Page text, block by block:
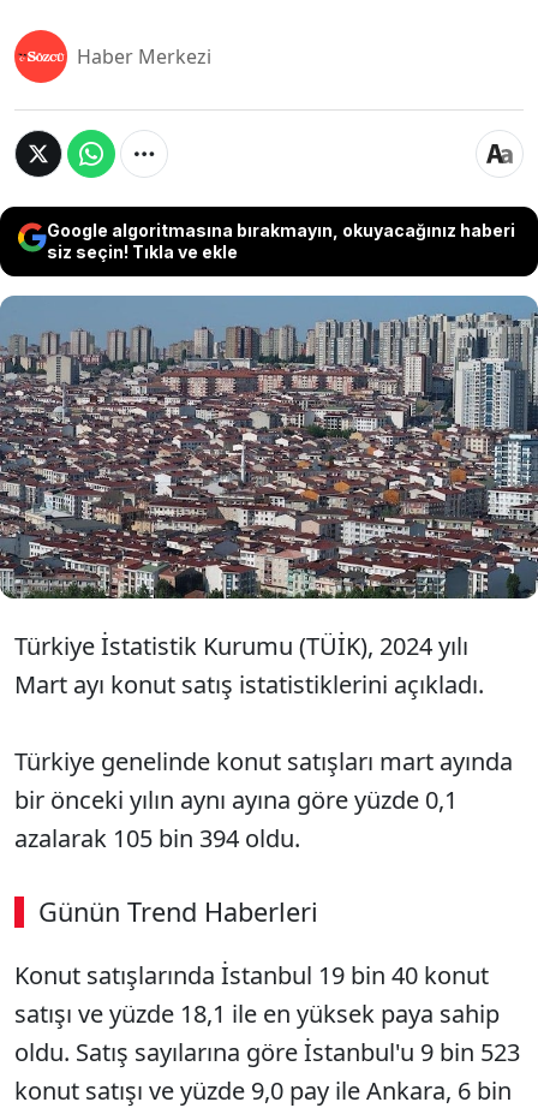
Haber Merkezi
Google algoritmasına bırakmayın, okuyacağınız haberi
siz seçin! Tıkla ve ekle
Türkiye genelinde konut satışları mart ayında
bir önceki yılın aynı ayına göre yüzde 0,1
azalarak 105 bin 394 oldu. Konut satışları şubat
ayına göre ise arttı. Yabancılara yapılan konut
satışları mart ayında bir önceki yılın aynı ayına
göre yüzde 47,9 azalarak 1778 oldu.
Türkiye İstatistik Kurumu (TÜİK), 2024 yılı
Mart ayı konut satış istatistiklerini açıkladı.
Türkiye genelinde konut satışları mart ayında
bir önceki yılın aynı ayına göre yüzde 0,1
azalarak 105 bin 394 oldu.
Günün Trend Haberleri
Konut satışlarında İstanbul 19 bin 40 konut
satışı ve yüzde 18,1 ile en yüksek paya sahip
oldu. Satış sayılarına göre İstanbul'u 9 bin 523
konut satışı ve yüzde 9,0 pay ile Ankara, 6 bin